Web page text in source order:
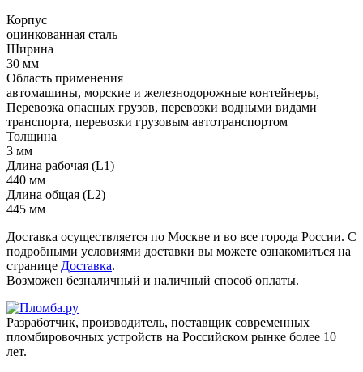
Корпус
оцинкованная сталь
Ширина
30 мм
Область применения
автомашины, морские и железнодорожные контейнеры,
Перевозка опасных грузов, перевозки водными видами
транспорта, перевозки грузовым автотранспортом
Толщина
3 мм
Длина рабочая (L1)
440 мм
Длина общая (L2)
445 мм
Доставка осуществляется по Москве и во все города России. С
подробными условиями доставки вы можете ознакомиться на
странице Доставка.
Возможен безналичный и наличный способ оплаты.
Разработчик, производитель, поставщик современных
пломбировочных устройств на Российском рынке более 10
лет.